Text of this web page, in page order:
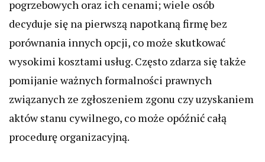
pogrzebowych oraz ich cenami; wiele osób
decyduje się na pierwszą napotkaną firmę bez
porównania innych opcji, co może skutkować
wysokimi kosztami usług. Często zdarza się także
pomijanie ważnych formalności prawnych
związanych ze zgłoszeniem zgonu czy uzyskaniem
aktów stanu cywilnego, co może opóźnić całą
procedurę organizacyjną.